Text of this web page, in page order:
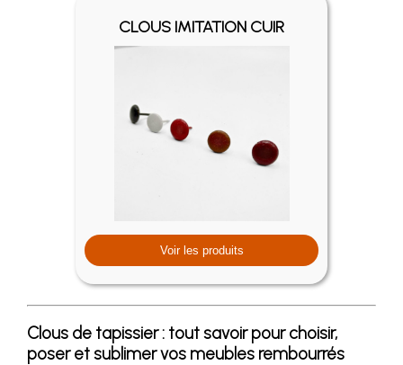
CLOUS IMITATION CUIR
Voir les produits
Clous de tapissier : tout savoir pour choisir,
poser et sublimer vos meubles rembourrés